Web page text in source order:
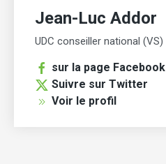
Jean-Luc Addor
UDC conseiller national (VS)
sur la page Facebook
Suivre sur Twitter
Voir le profil